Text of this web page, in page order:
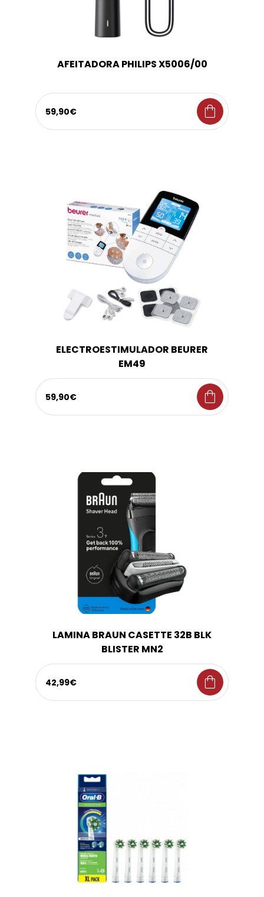
AFEITADORA PHILIPS X5006/00
59,90€ shopping_bag
ELECTROESTIMULADOR BEURER
EM49
59,90€ shopping_bag
LAMINA BRAUN CASETTE 32B BLK
BLISTER MN2
42,99€ shopping_bag